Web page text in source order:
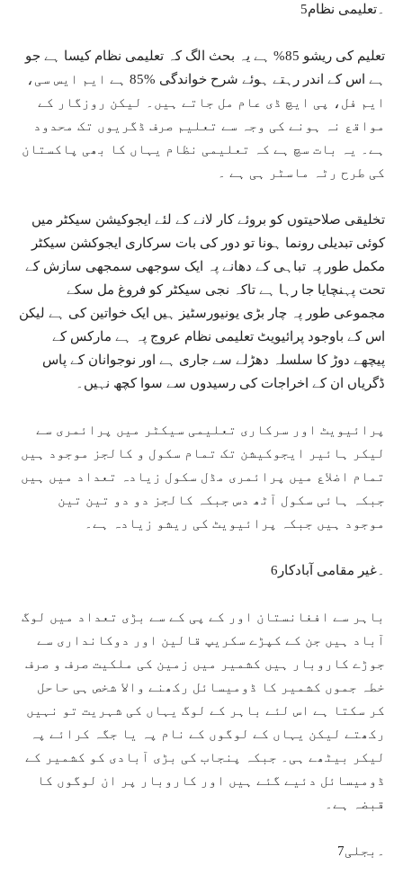
5۔تعلیمی نظام
تعلیم کی ریشو 85% ہے یہ بحث الگ کہ تعلیمی نظام کیسا ہے جو
ہے اس کے اندر رہتے ہوئے شرح خواندگی %85 ہے ایم ایس سی،
ایم فل، پی ایچ ڈی عام مل جاتے ہیں۔ لیکن روزگار کے
مواقع نہ ہونے کی وجہ سے تعلیم صرف ڈگریوں تک محدود
ہے۔ یہ بات سچ ہے کہ تعلیمی نظام یہاں کا بھی پاکستان
کی طرح رٹہ ماسٹر ہی ہے ۔
تخلیقی صلاحیتوں کو بروئے کار لانے کے لئے ایجوکیشن سیکٹر میں
کوئی تبدیلی رونما ہونا تو دور کی بات سرکاری ایجوکشن سیکٹر
مکمل طور پہ تباہی کے دھانے پہ ایک سوجھی سمجھی سازش کے
تحت پہنچایا جا رہا ہے تاکہ نجی سیکٹر کو فروغ مل سکے
مجموعی طور پہ چار بڑی یونیورسٹیز ہیں ایک خواتین کی ہے لیکن
اس کے باوجود پرائیویٹ تعلیمی نظام عروج پہ ہے مارکس کے
پیچھے دوڑ کا سلسلہ دھڑلے سے جاری ہے اور نوجوانان کے پاس
ڈگریاں ان کے اخراجات کی رسیدوں سے سوا کچھ نہیں۔
پرائیویٹ اور سرکاری تعلیمی سیکٹر میں پرائمری سے
لیکر ہائیر ایجوکیشن تک تمام سکول و کالجز موجود ہیں
تمام اضلاع میں پرائمری مڈل سکول زیادہ تعداد میں ہیں
جبکہ ہائی سکول آٹھ دس جبکہ کالجز دو دو تین تین
موجود ہیں جبکہ پرائیویٹ کی ریشو زیادہ ہے۔
6۔غیر مقامی آبادکار
باہر سے افغانستان اور کے پی کے سے بڑی تعداد میں لوگ
آباد ہیں جن کے کپڑے سکریپ قالین اور دوکانداری سے
جوڑے کاروبار ہیں کشمیر میں زمین کی ملکیت صرف و صرف
خطہ جموں کشمیر کا ڈومیسائل رکھنے والا شخص ہی حاحل
کر سکتا ہے اس لئے باہر کے لوگ یہاں کی شہریت تو نہیں
رکھتے لیکن یہاں کے لوگوں کے نام پہ یا جگہ کرائے پہ
لیکر بیٹھے ہی۔ جبکہ پنجاب کی بڑی آبادی کو کشمیر کے
ڈومیسائل دئیے گئے ہیں اور کاروبار پر ان لوگوں کا
قبضہ ہے۔
7۔بجلی